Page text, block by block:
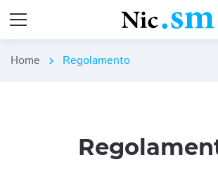
Home chevron_right Regolamento